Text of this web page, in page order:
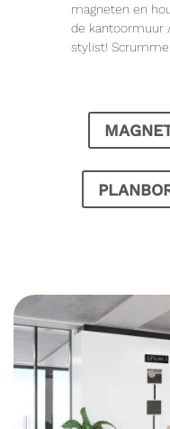
magneten en
de kantoormuur
stylist!